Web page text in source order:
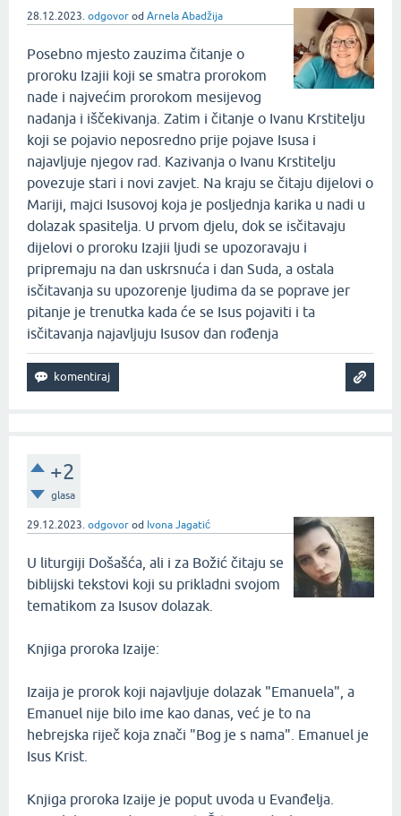
28.12.2023. odgovor od Arnela Abadžija
Posebno mjesto zauzima čitanje o
proroku Izajii koji se smatra prorokom
nade i najvećim prorokom mesijevog
nadanja i iščekivanja. Zatim i čitanje o Ivanu Krstitelju
koji se pojavio neposredno prije pojave Isusa i
najavljuje njegov rad. Kazivanja o Ivanu Krstitelju
povezuje stari i novi zavjet. Na kraju se čitaju dijelovi o
Mariji, majci Isusovoj koja je posljednja karika u nadi u
dolazak spasitelja. U prvom djelu, dok se isčitavaju
dijelovi o proroku Izajii ljudi se upozoravaju i
pripremaju na dan uskrsnuća i dan Suda, a ostala
isčitavanja su upozorenje ljudima da se poprave jer
pitanje je trenutka kada će se Isus pojaviti i ta
isčitavanja najavljuju Isusov dan rođenja
+2
glasa
29.12.2023. odgovor od Ivona Jagatić
U liturgiji Došašća, ali i za Božić čitaju se
biblijski tekstovi koji su prikladni svojom
tematikom za Isusov dolazak.
Knjiga proroka Izaije:
Izaija je prorok koji najavljuje dolazak "Emanuela", a
Emanuel nije bilo ime kao danas, već je to na
hebrejska riječ koja znači "Bog je s nama". Emanuel je
Isus Krist.
Knjiga proroka Izaije je poput uvoda u Evanđelja.